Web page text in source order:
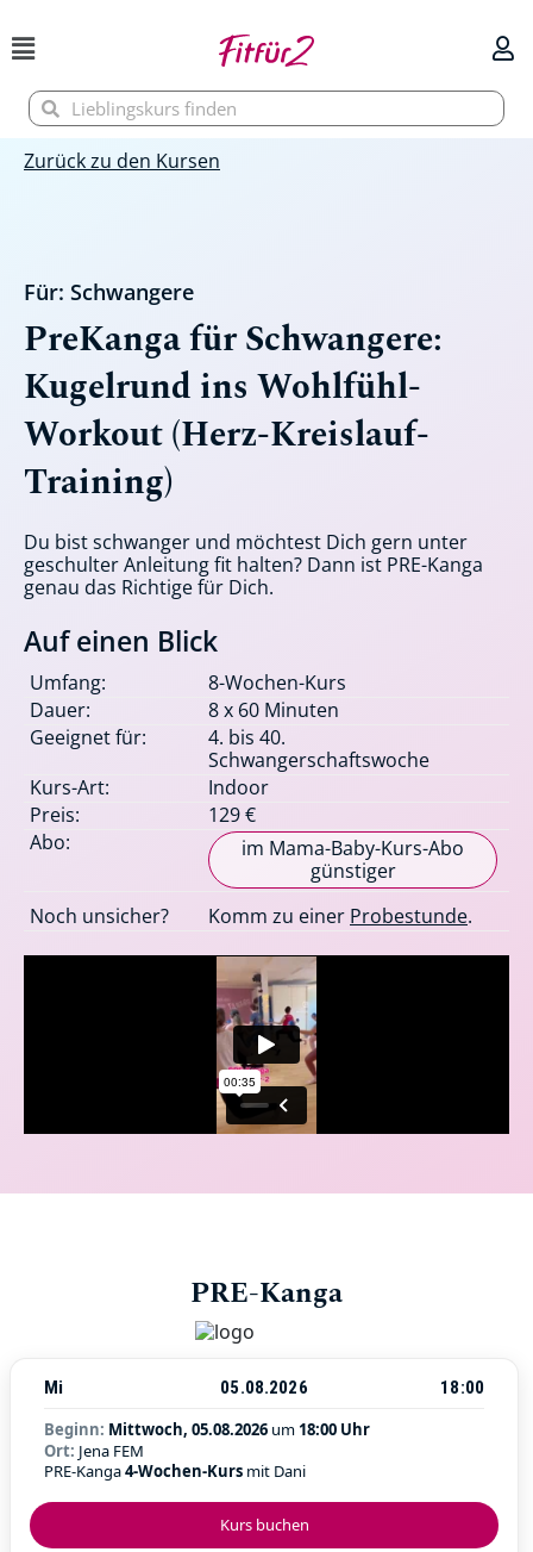
Inhalt
springen
SucheSuche
Zurück zu den Kursen
Für: Schwangere
PreKanga für Schwangere:
Kugelrund ins Wohlfühl-
Workout (Herz-Kreislauf-
Training)
Du bist schwanger und möchtest Dich gern unter
geschulter Anleitung fit halten? Dann ist PRE-Kanga
genau das Richtige für Dich.
Auf einen Blick
Umfang:
8-Wochen-Kurs
Dauer:
8 x 60 Minuten
Geeignet für:
4. bis 40.
Schwangerschaftswoche
Kurs-Art:
Indoor
Preis:
129 €
Abo:
im Mama-Baby-Kurs-Abo
günstiger
Noch unsicher?
Komm zu einer Probestunde.
PRE-Kanga
Kurs buchen
Mi 05.08.2026
18:00
Beginn: Mittwoch, 05.08.2026 um 18:00 Uhr
Ort: Jena FEM
PRE-Kanga4-Wochen-Kurs mit Dani